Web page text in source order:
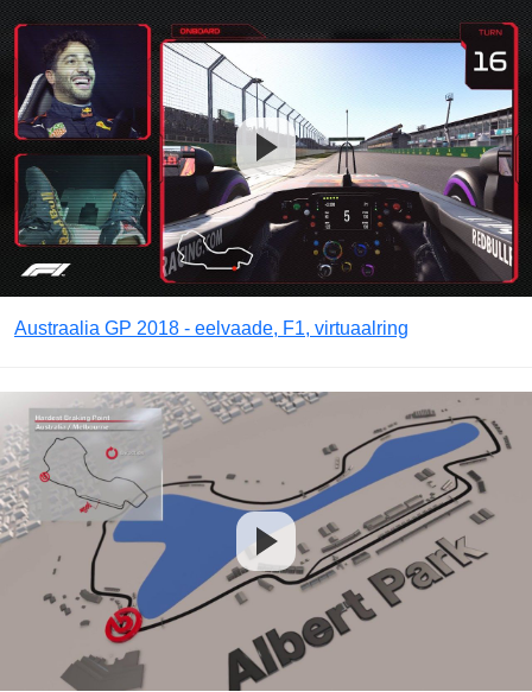
Austraalia GP 2018 - eelvaade, F1, virtuaalring